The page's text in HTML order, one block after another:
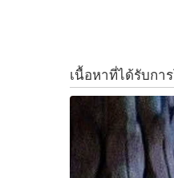
ส่วนตัวเพื่อตอกย้
ตามที่คณะกรร
แทนราษฏรได้ล
เนื่องจากข้อเส
S
e
a
r
c
h